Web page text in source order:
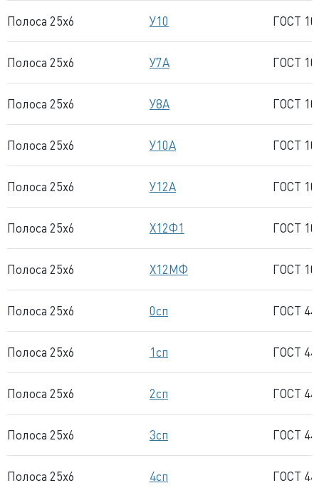
Полоса 25x6 У10 ГОСТ
Полоса 25x6 У7А ГОСТ
Полоса 25x6 У8А ГОСТ
Полоса 25x6 У10А ГОСТ
Полоса 25x6 У12А ГОСТ
Полоса 25x6 Х12Ф1 ГОСТ
Полоса 25x6 Х12МФ ГОСТ
Полоса 25x6 0сп ГОСТ
Полоса 25x6 1сп ГОСТ
Полоса 25x6 2сп ГОСТ
Полоса 25x6 3сп ГОСТ
Полоса 25x6 4сп ГОСТ